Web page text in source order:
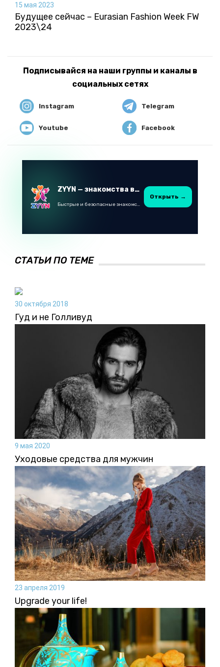
15 мая 2023
Будущее сейчас – Eurasian Fashion Week FW
2023\24
Подписывайся на наши группы и каналы в
социальных сетях
Instagram Telegram
Youtube Facebook
ZYYN — знакомства в Казахстане
Быстрые и безопасные знакомства в Telegram
Открыть →
СТАТЬИ ПО ТЕМЕ
30 октября 2018
Гуд и не Голливуд
9 мая 2020
Уходовые средства для мужчин
23 апреля 2019
Upgrade your life!